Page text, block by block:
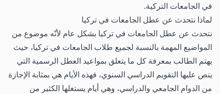
في الجامعات التركية.
لماذا نتحدث عن عطل الجامعات في تركيا
نتحدث عن عطل الجامعات في تركيا بشكل عام لأنّه موضوع من
المواضيع المهمة بالنسبة لجميع طلاب الجامعات في تركيا، حيث
يهتم الطالب بمعرفة كل ما يتعلق بمواعيد العطل الرسمية التي
ينص عليها التقويم الدراسي السنوي، فهذه الأيام هي بمثابة الإجازة
من الدوام الجامعي والدراسي، وهي أيام يستغلها الكثير من